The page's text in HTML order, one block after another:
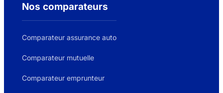
Nos comparateurs
Comparateur assurance auto
Comparateur mutuelle
Comparateur emprunteur